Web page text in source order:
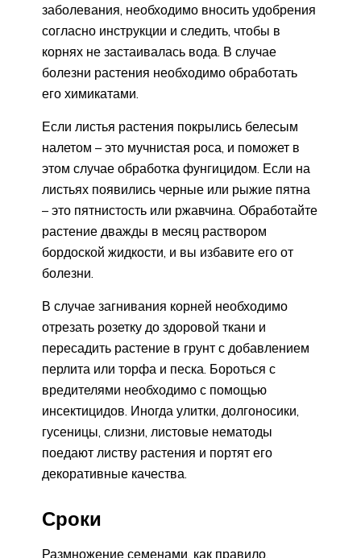
заболевания, необходимо вносить удобрения
согласно инструкции и следить, чтобы в
корнях не застаивалась вода. В случае
болезни растения необходимо обработать
его химикатами.
Если листья растения покрылись белесым
налетом – это мучнистая роса, и поможет в
этом случае обработка фунгицидом. Если на
листьях появились черные или рыжие пятна
– это пятнистость или ржавчина. Обработайте
растение дважды в месяц раствором
бордоской жидкости, и вы избавите его от
болезни.
В случае загнивания корней необходимо
отрезать розетку до здоровой ткани и
пересадить растение в грунт с добавлением
перлита или торфа и песка. Бороться с
вредителями необходимо с помощью
инсектицидов. Иногда улитки, долгоносики,
гусеницы, слизни, листовые нематоды
поедают листву растения и портят его
декоративные качества.
Сроки
Размножение семенами, как правило,